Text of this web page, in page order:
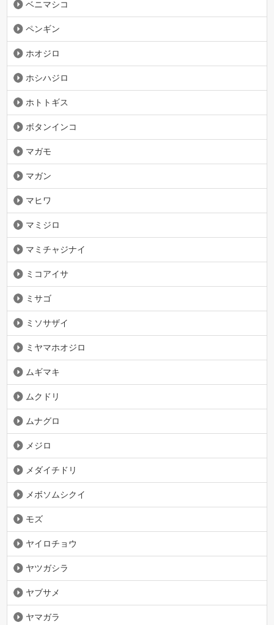
ベニマシコ
ペンギン
ホオジロ
ホシハジロ
ホトトギス
ボタンインコ
マガモ
マガン
マヒワ
マミジロ
マミチャジナイ
ミコアイサ
ミサゴ
ミソサザイ
ミヤマホオジロ
ムギマキ
ムクドリ
ムナグロ
メジロ
メダイチドリ
メボソムシクイ
モズ
ヤイロチョウ
ヤツガシラ
ヤブサメ
ヤマガラ